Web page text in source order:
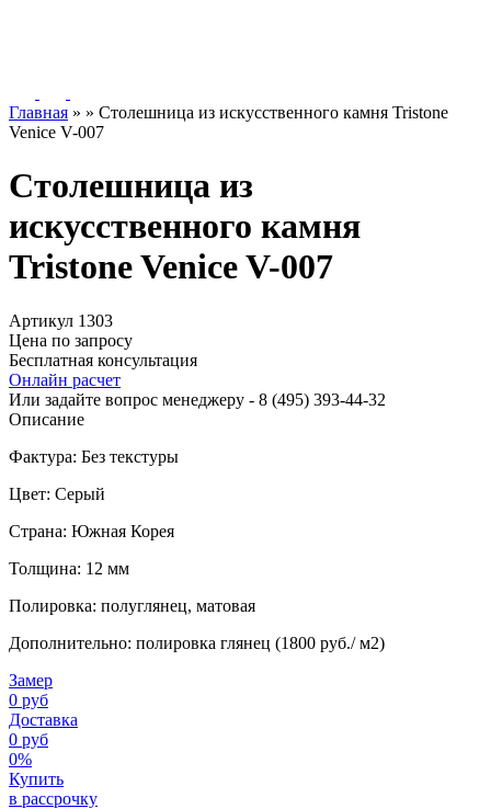
Главная » » Столешница из искусственного камня Tristone
Venice V-007
Столешница из
искусственного камня
Tristone Venice V-007
Артикул 1303
Цена по запросу
Бесплатная консультация
Онлайн расчет
Или задайте вопрос менеджеру - 8 (495) 393-44-32
Описание
Фактура: Без текстуры
Цвет: Серый
Страна: Южная Корея
Толщина: 12 мм
Полировка: полуглянец, матовая
Дополнительно: полировка глянец (1800 руб./ м2)
Замер
0 руб
Доставка
0 руб
0%
Купить
в рассрочку